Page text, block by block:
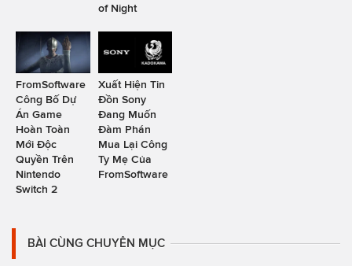
of Night
FromSoftware
Công Bố Dự
Án Game
Hoàn Toàn
Mới Độc
Quyền Trên
Nintendo
Switch 2
Xuất Hiện Tin
Đồn Sony
Đang Muốn
Đàm Phán
Mua Lại Công
Ty Mẹ Của
FromSoftware
BÀI CÙNG CHUYÊN MỤC